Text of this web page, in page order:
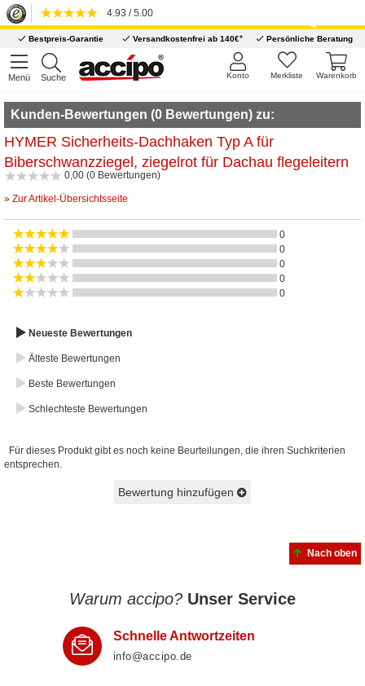
4.93 / 5.00
Bestpreis-Garantie Versandkostenfrei ab 140€* Persönliche Beratung
Menü Suche Warenkorb
Merkliste
Konto
Kunden-Bewertungen (0 Bewertungen) zu:
HYMER Sicherheits-Dachhaken Typ A für
Biberschwanzziegel, ziegelrot für Dachau flegeleitern
0,00 (0 Bewertungen)
» Zur Artikel-Übersichtsseite
0
0
0
0
0
Neueste Bewertungen
Älteste Bewertungen
Beste Bewertungen
Schlechteste Bewertungen
Für dieses Produkt gibt es noch keine Beurteilungen, die ihren Suchkriterien
entsprechen.
Bewertung hinzufügen
Nach oben
Warum accipo? Unser Service
Schnelle Antwortzeiten
info@accipo.de